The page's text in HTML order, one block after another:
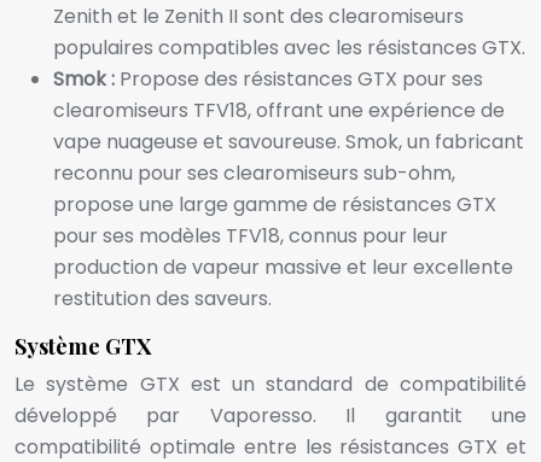
Zenith et le Zenith II sont des clearomiseurs
populaires compatibles avec les résistances GTX.
Smok : Propose des résistances GTX pour ses
clearomiseurs TFV18, offrant une expérience de
vape nuageuse et savoureuse. Smok, un fabricant
reconnu pour ses clearomiseurs sub-ohm,
propose une large gamme de résistances GTX
pour ses modèles TFV18, connus pour leur
production de vapeur massive et leur excellente
restitution des saveurs.
Système GTX
Le système GTX est un standard de compatibilité
développé par Vaporesso. Il garantit une
compatibilité optimale entre les résistances GTX et